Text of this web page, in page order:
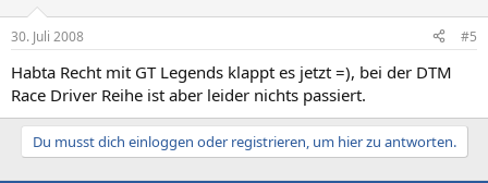
30. Juli 2008 #5
Habta Recht mit GT Legends klappt es jetzt =), bei der DTM
Race Driver Reihe ist aber leider nichts passiert.
Du musst dich einloggen oder registrieren, um hier zu antworten.